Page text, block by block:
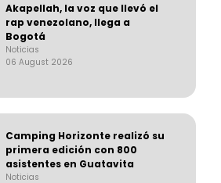
Akapellah, la voz que llevó el
rap venezolano, llega a
Bogotá
Noticias
06 August 2026
Camping Horizonte realizó su
primera edición con 800
asistentes en Guatavita
Noticias